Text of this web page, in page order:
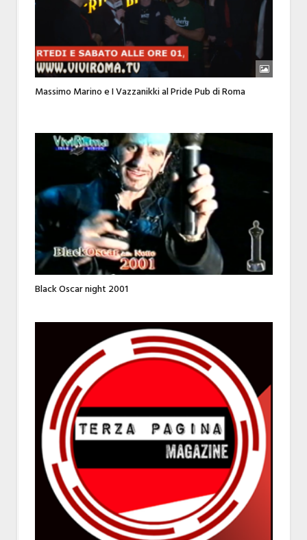
Massimo Marino e I Vazzanikki al Pride Pub di Roma
Black Oscar night 2001